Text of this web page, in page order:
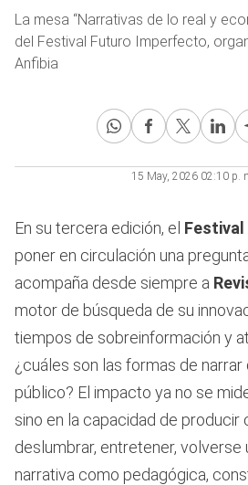
La mesa “Narrativas de lo real y
del Festival Futuro Imperfecto,
Anfibia
15 May, 2026 02:10 p.
En su tercera edición, el
poner en circulación una
acompaña desde siempre a
motor de búsqueda de su
tiempos de sobreinformación y
¿cuáles son las formas de narrar
público? El impacto ya no se
sino en la capacidad de producir
deslumbrar, entretener, volverse
narrativa como pedagógica,